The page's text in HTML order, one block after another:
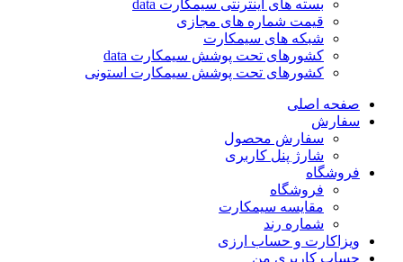
بسته های اینترنتی سیمکارت data
قیمت شماره های مجازی
شبکه های سیمکارت
کشورهای تحت پوشش سیمکارت data
کشورهای تحت پوشش سیمکارت استونی
صفحه اصلی
سفارش
سفارش محصول
شارژ پنل کاربری
فروشگاه
فروشگاه
مقایسه سیمکارت
شماره رند
ویزاکارت و حساب ارزی
حساب کاربری من